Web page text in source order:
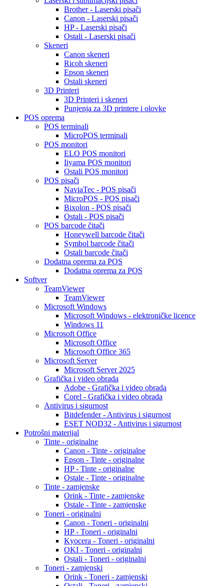
Brother - Laserski pisači
Canon - Laserski pisači
HP - Laserski pisači
Ostali - Laserski pisači
Skeneri
Canon skeneri
Ricoh skeneri
Epson skeneri
Ostali skeneri
3D Printeri
3D Printeri i skeneri
Punjenja za 3D printere i olovke
POS oprema
POS terminali
MicroPOS terminali
POS monitori
ELO POS monitori
Iiyama POS monitori
Ostali POS monitori
POS pisači
NaviaTec - POS pisači
MicroPOS - POS pisači
Bixolon - POS pisači
Ostali - POS pisači
POS barcode čitači
Honeywell barcode čitači
Symbol barcode čitači
Ostali barcode čitači
Dodatna oprema za POS
Dodatna oprema za POS
Softver
TeamViewer
TeamViewer
Microsoft Windows
Microsoft Windows - elektroničke licence
Windows 11
Microsoft Office
Microsoft Office
Microsoft Office 365
Microsoft Server
Microsoft Server 2025
Grafička i video obrada
Adobe - Grafička i video obrada
Corel - Grafička i video obrada
Antivirus i sigurnost
Bitdefender - Antivirus i sigurnost
ESET NOD32 - Antivirus i sigurnost
Potrošni materijal
Tinte - originalne
Canon - Tinte - originalne
Epson - Tinte - originalne
HP - Tinte - originalne
Ostale - Tinte - originalne
Tinte - zamjenske
Orink - Tinte - zamjenske
Ostale - Tinte - zamjenske
Toneri - originalni
Canon - Toneri - originalni
HP - Toneri - originalni
Kyocera - Toneri - originalni
OKI - Toneri - originalni
Ostali - Toneri - originalni
Toneri - zamjenski
Orink - Toneri - zamjenski